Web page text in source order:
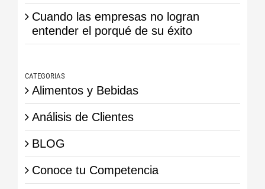
Cuando las empresas no logran
entender el porqué de su éxito
CATEGORIAS
Alimentos y Bebidas
Análisis de Clientes
BLOG
Conoce tu Competencia